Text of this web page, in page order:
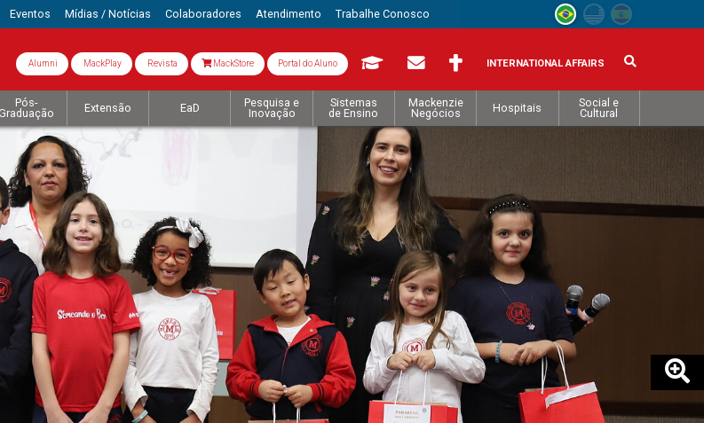
Eventos Mídias / Notícias Colaboradores Atendimento Trabalhe Conosco
Alumni MackPlay Revista MackStore Portal do Aluno INTERNATIONAL AFFAIRS
Pós-
Graduação
Extensão EaD
Pesquisa e
Inovação
Sistemas
de Ensino
Mackenzie
Negócios
Hospitais
Social e
Cultural